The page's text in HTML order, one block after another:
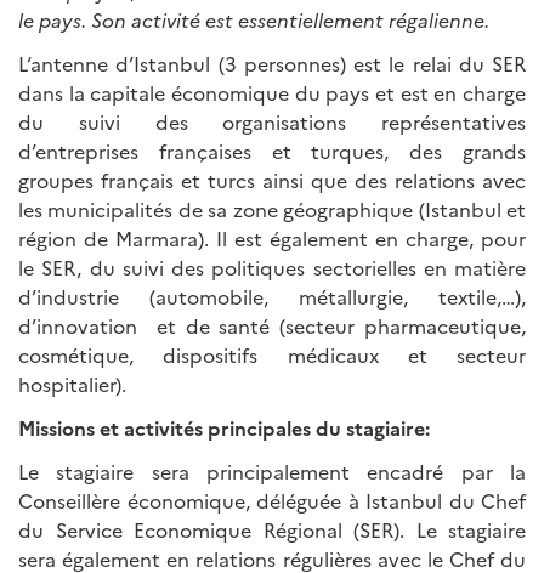
le pays. Son activité est essentiellement régalienne.
L‘antenne d’Istanbul (3 personnes) est le relai du SER
dans la capitale économique du pays et est en charge
du suivi des organisations représentatives
d’entreprises françaises et turques, des grands
groupes français et turcs ainsi que des relations avec
les municipalités de sa zone géographique (Istanbul et
région de Marmara). Il est également en charge, pour
le SER, du suivi des politiques sectorielles en matière
d’industrie (automobile, métallurgie, textile,…),
d’innovation et de santé (secteur pharmaceutique,
cosmétique, dispositifs médicaux et secteur
hospitalier).
Missions et activités principales du stagiaire:
Le stagiaire sera principalement encadré par la
Conseillère économique, déléguée à Istanbul du Chef
du Service Economique Régional (SER). Le stagiaire
sera également en relations régulières avec le Chef du